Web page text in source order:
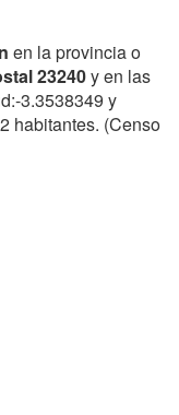
en la provincia o
23240y en las
3.3538349 y
habitantes. (Censo